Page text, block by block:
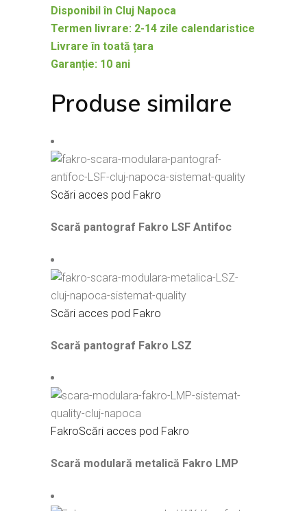
Disponibil în Cluj Napoca
Termen livrare: 2-14 zile calendaristice
Livrare în toată țara
Garanție: 10 ani
Produse similare
Scări acces pod Fakro
Scară pantograf Fakro LSF Antifoc
Scări acces pod Fakro
Scară pantograf Fakro LSZ
FakroScări acces pod Fakro
Scară modulară metalică Fakro LMP